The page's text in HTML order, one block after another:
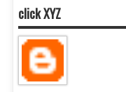
click XYZ